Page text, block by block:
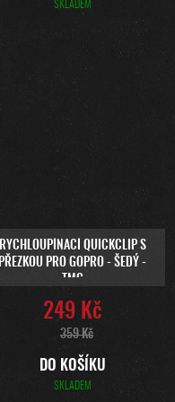
SKLADEM
RYCHLOUPÍNACÍ QUICKCLIP S
PŘEZKOU PRO GOPRO - ŠEDÝ -
TMC
249 Kč
359 Kč
DO KOŠÍKU
SKLADEM